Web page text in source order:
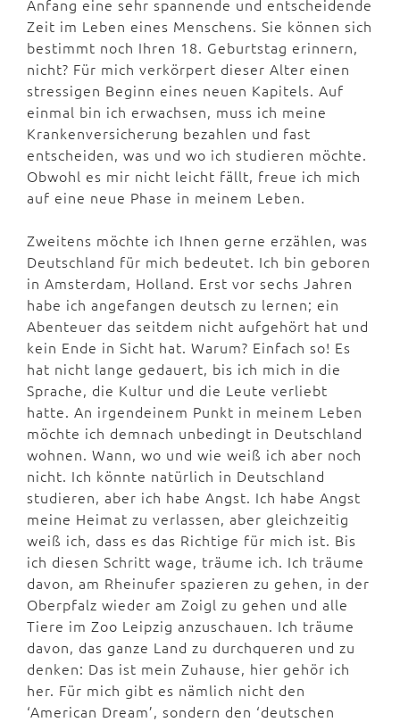
Anfang eine sehr spannende und entscheidende
Zeit im Leben eines Menschens. Sie können sich
bestimmt noch Ihren 18. Geburtstag erinnern,
nicht? Für mich verkörpert dieser Alter einen
stressigen Beginn eines neuen Kapitels. Auf
einmal bin ich erwachsen, muss ich meine
Krankenversicherung bezahlen und fast
entscheiden, was und wo ich studieren möchte.
Obwohl es mir nicht leicht fällt, freue ich mich
auf eine neue Phase in meinem Leben.
Zweitens möchte ich Ihnen gerne erzählen, was
Deutschland für mich bedeutet. Ich bin geboren
in Amsterdam, Holland. Erst vor sechs Jahren
habe ich angefangen deutsch zu lernen; ein
Abenteuer das seitdem nicht aufgehört hat und
kein Ende in Sicht hat. Warum? Einfach so! Es
hat nicht lange gedauert, bis ich mich in die
Sprache, die Kultur und die Leute verliebt
hatte. An irgendeinem Punkt in meinem Leben
möchte ich demnach unbedingt in Deutschland
wohnen. Wann, wo und wie weiß ich aber noch
nicht. Ich könnte natürlich in Deutschland
studieren, aber ich habe Angst. Ich habe Angst
meine Heimat zu verlassen, aber gleichzeitig
weiß ich, dass es das Richtige für mich ist. Bis
ich diesen Schritt wage, träume ich. Ich träume
davon, am Rheinufer spazieren zu gehen, in der
Oberpfalz wieder am Zoigl zu gehen und alle
Tiere im Zoo Leipzig anzuschauen. Ich träume
davon, das ganze Land zu durchqueren und zu
denken: Das ist mein Zuhause, hier gehör ich
her. Für mich gibt es nämlich nicht den
‘American Dream’, sondern den ‘deutschen